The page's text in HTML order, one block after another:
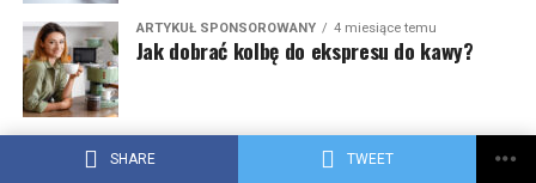
SHARE TWEET
ARTYKUŁ SPONSOROWANY 4 miesiące temu
Jak dobrać kolbę do ekspresu do kawy?
Znaczki CCCP – historia, wartość i sekrety